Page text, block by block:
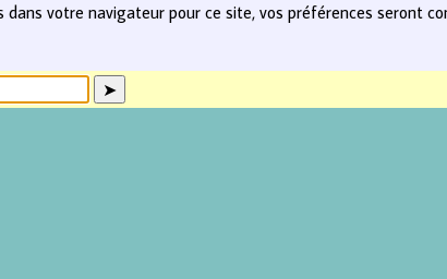
dans votre navigateur pour ce site, vos préférences seront